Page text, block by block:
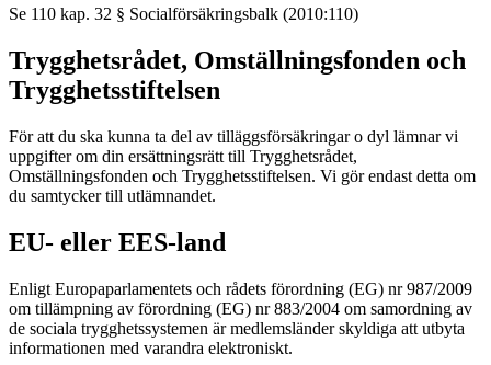
Se 110 kap. 32 § Socialförsäkringsbalk (2010:110)
Trygghetsrådet, Omställningsfonden och
Trygghetsstiftelsen
För att du ska kunna ta del av tilläggsförsäkringar o dyl lämnar vi
uppgifter om din ersättningsrätt till Trygghetsrådet,
Omställningsfonden och Trygghetsstiftelsen. Vi gör endast detta om
du samtycker till utlämnandet.
EU- eller EES-land
Enligt Europaparlamentets och rådets förordning (EG) nr 987/2009
om tillämpning av förordning (EG) nr 883/2004 om samordning av
de sociala trygghetssystemen är medlemsländer skyldiga att utbyta
informationen med varandra elektroniskt.